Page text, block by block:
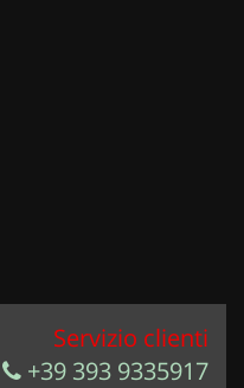
Servizio clienti
+39 393 9335917